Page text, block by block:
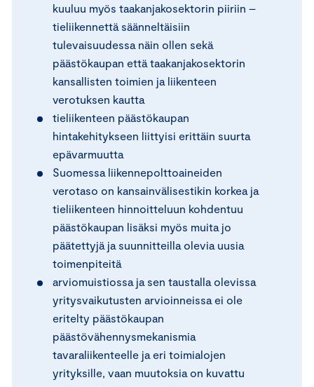
kuuluu myös taakanjakosektorin piiriin –
tieliikennettä säänneltäisiin
tulevaisuudessa näin ollen sekä
päästökaupan että taakanjakosektorin
kansallisten toimien ja liikenteen
verotuksen kautta
tieliikenteen päästökaupan
hintakehitykseen liittyisi erittäin suurta
epävarmuutta
Suomessa liikennepolttoaineiden
verotaso on kansainvälisestikin korkea ja
tieliikenteen hinnoitteluun kohdentuu
päästökaupan lisäksi myös muita jo
päätettyjä ja suunnitteilla olevia uusia
toimenpiteitä
arviomuistiossa ja sen taustalla olevissa
yritysvaikutusten arvioinneissa ei ole
eritelty päästökaupan
päästövähennysmekanismia
tavaraliikenteelle ja eri toimialojen
yrityksille, vaan muutoksia on kuvattu